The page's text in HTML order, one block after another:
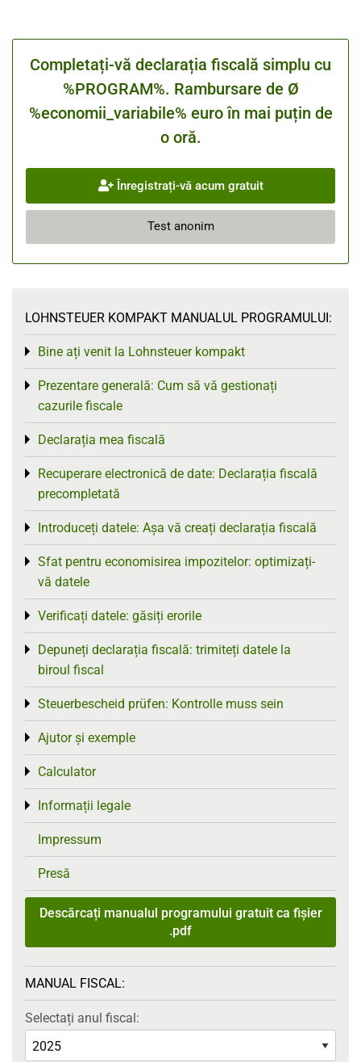
Completați-vă declarația fiscală simplu cu
%PROGRAM%. Rambursare de Ø
%economii_variabile% euro în mai puțin de
o oră.
Înregistrați-vă acum gratuit
Test anonim
LOHNSTEUER KOMPAKT MANUALUL PROGRAMULUI:
Bine ați venit la Lohnsteuer kompakt
Toggle menu
Prezentare generală: Cum să vă gestionați
cazurile fiscale
Toggle menu
Declarația mea fiscală
Toggle menu
Recuperare electronică de date: Declarația fiscală
precompletată
Toggle menu
Introduceți datele: Așa vă creați declarația fiscală
Toggle menu
Sfat pentru economisirea impozitelor: optimizați-
vă datele
Toggle menu
Verificați datele: găsiți erorile
Toggle menu
Depuneți declarația fiscală: trimiteți datele la
biroul fiscal
Toggle menu
Steuerbescheid prüfen: Kontrolle muss sein
Toggle menu
Ajutor și exemple
Toggle menu
Calculator
Toggle menu
Informații legale
Toggle menu
Impressum
Presă
Descărcați manualul programului gratuit ca fișier
.pdf
MANUAL FISCAL:
Selectați anul fiscal: